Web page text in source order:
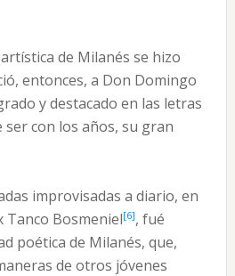
de Milanés se hizo
entonces, a Don Domingo
y destacado en las letras
ser con los años, su gran
improvisadas a diario, en
Tanco Bosmeniel[6], fué
poética de Milanés, que,
de otros jóvenes